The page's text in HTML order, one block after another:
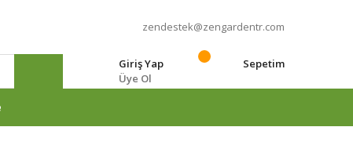
zendestek@zengardentr.com
Giriş Yap
Üye Ol
Sepetim